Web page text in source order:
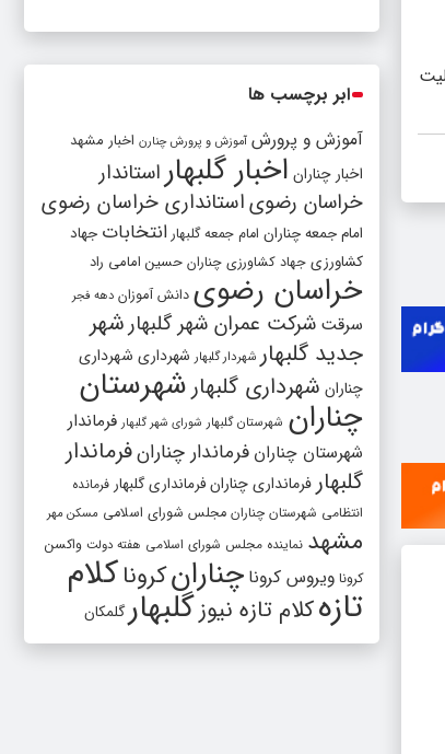
ابر برچسب ها
آموزش و پرورش آموزش و پرورش چنارن اخبار مشهد
اخبار چناران اخبار گلبهار استاندار
خراسان رضویاستانداری خراسان رضوی
امام جمعه چناران امام جمعه گلبهار انتخابات جهاد
کشاورزی جهاد کشاورزی چناران حسین امامی راد
خراسان رضوی دانش آموزان دهه فجر
سرقت شرکت عمران شهر گلبهارشهر
جدید گلبهار شهردار گلبهار شهرداری شهرداری
چناران شهرداری گلبهار شهرستان
چناران شهرستان گلبهار شورای شهر گلبهار فرماندار
شهرستان چناران فرماندار چنارانفرماندار
گلبهار فرمانداری چنارانفرمانداری گلبهار فرمانده
انتظامی شهرستان چناران مجلس شورای اسلامی مسکن مهر
مشهد نماینده مجلس شورای اسلامی هفته دولت واکسن
کرونا ویروس کرونا چنارانکروناکلام
تازهکلام تازه نیوزگلبهارگلمکان